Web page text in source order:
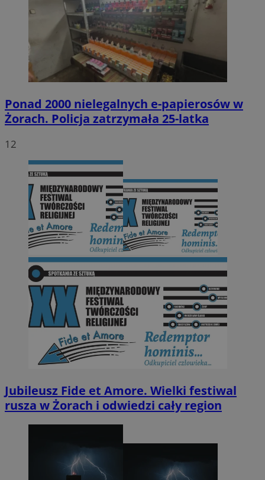
Ponad 2000 nielegalnych e-papierosów w
Żorach. Policja zatrzymała 25-latka
12
Jubileusz Fide et Amore. Wielki festiwal
rusza w Żorach i odwiedzi cały region